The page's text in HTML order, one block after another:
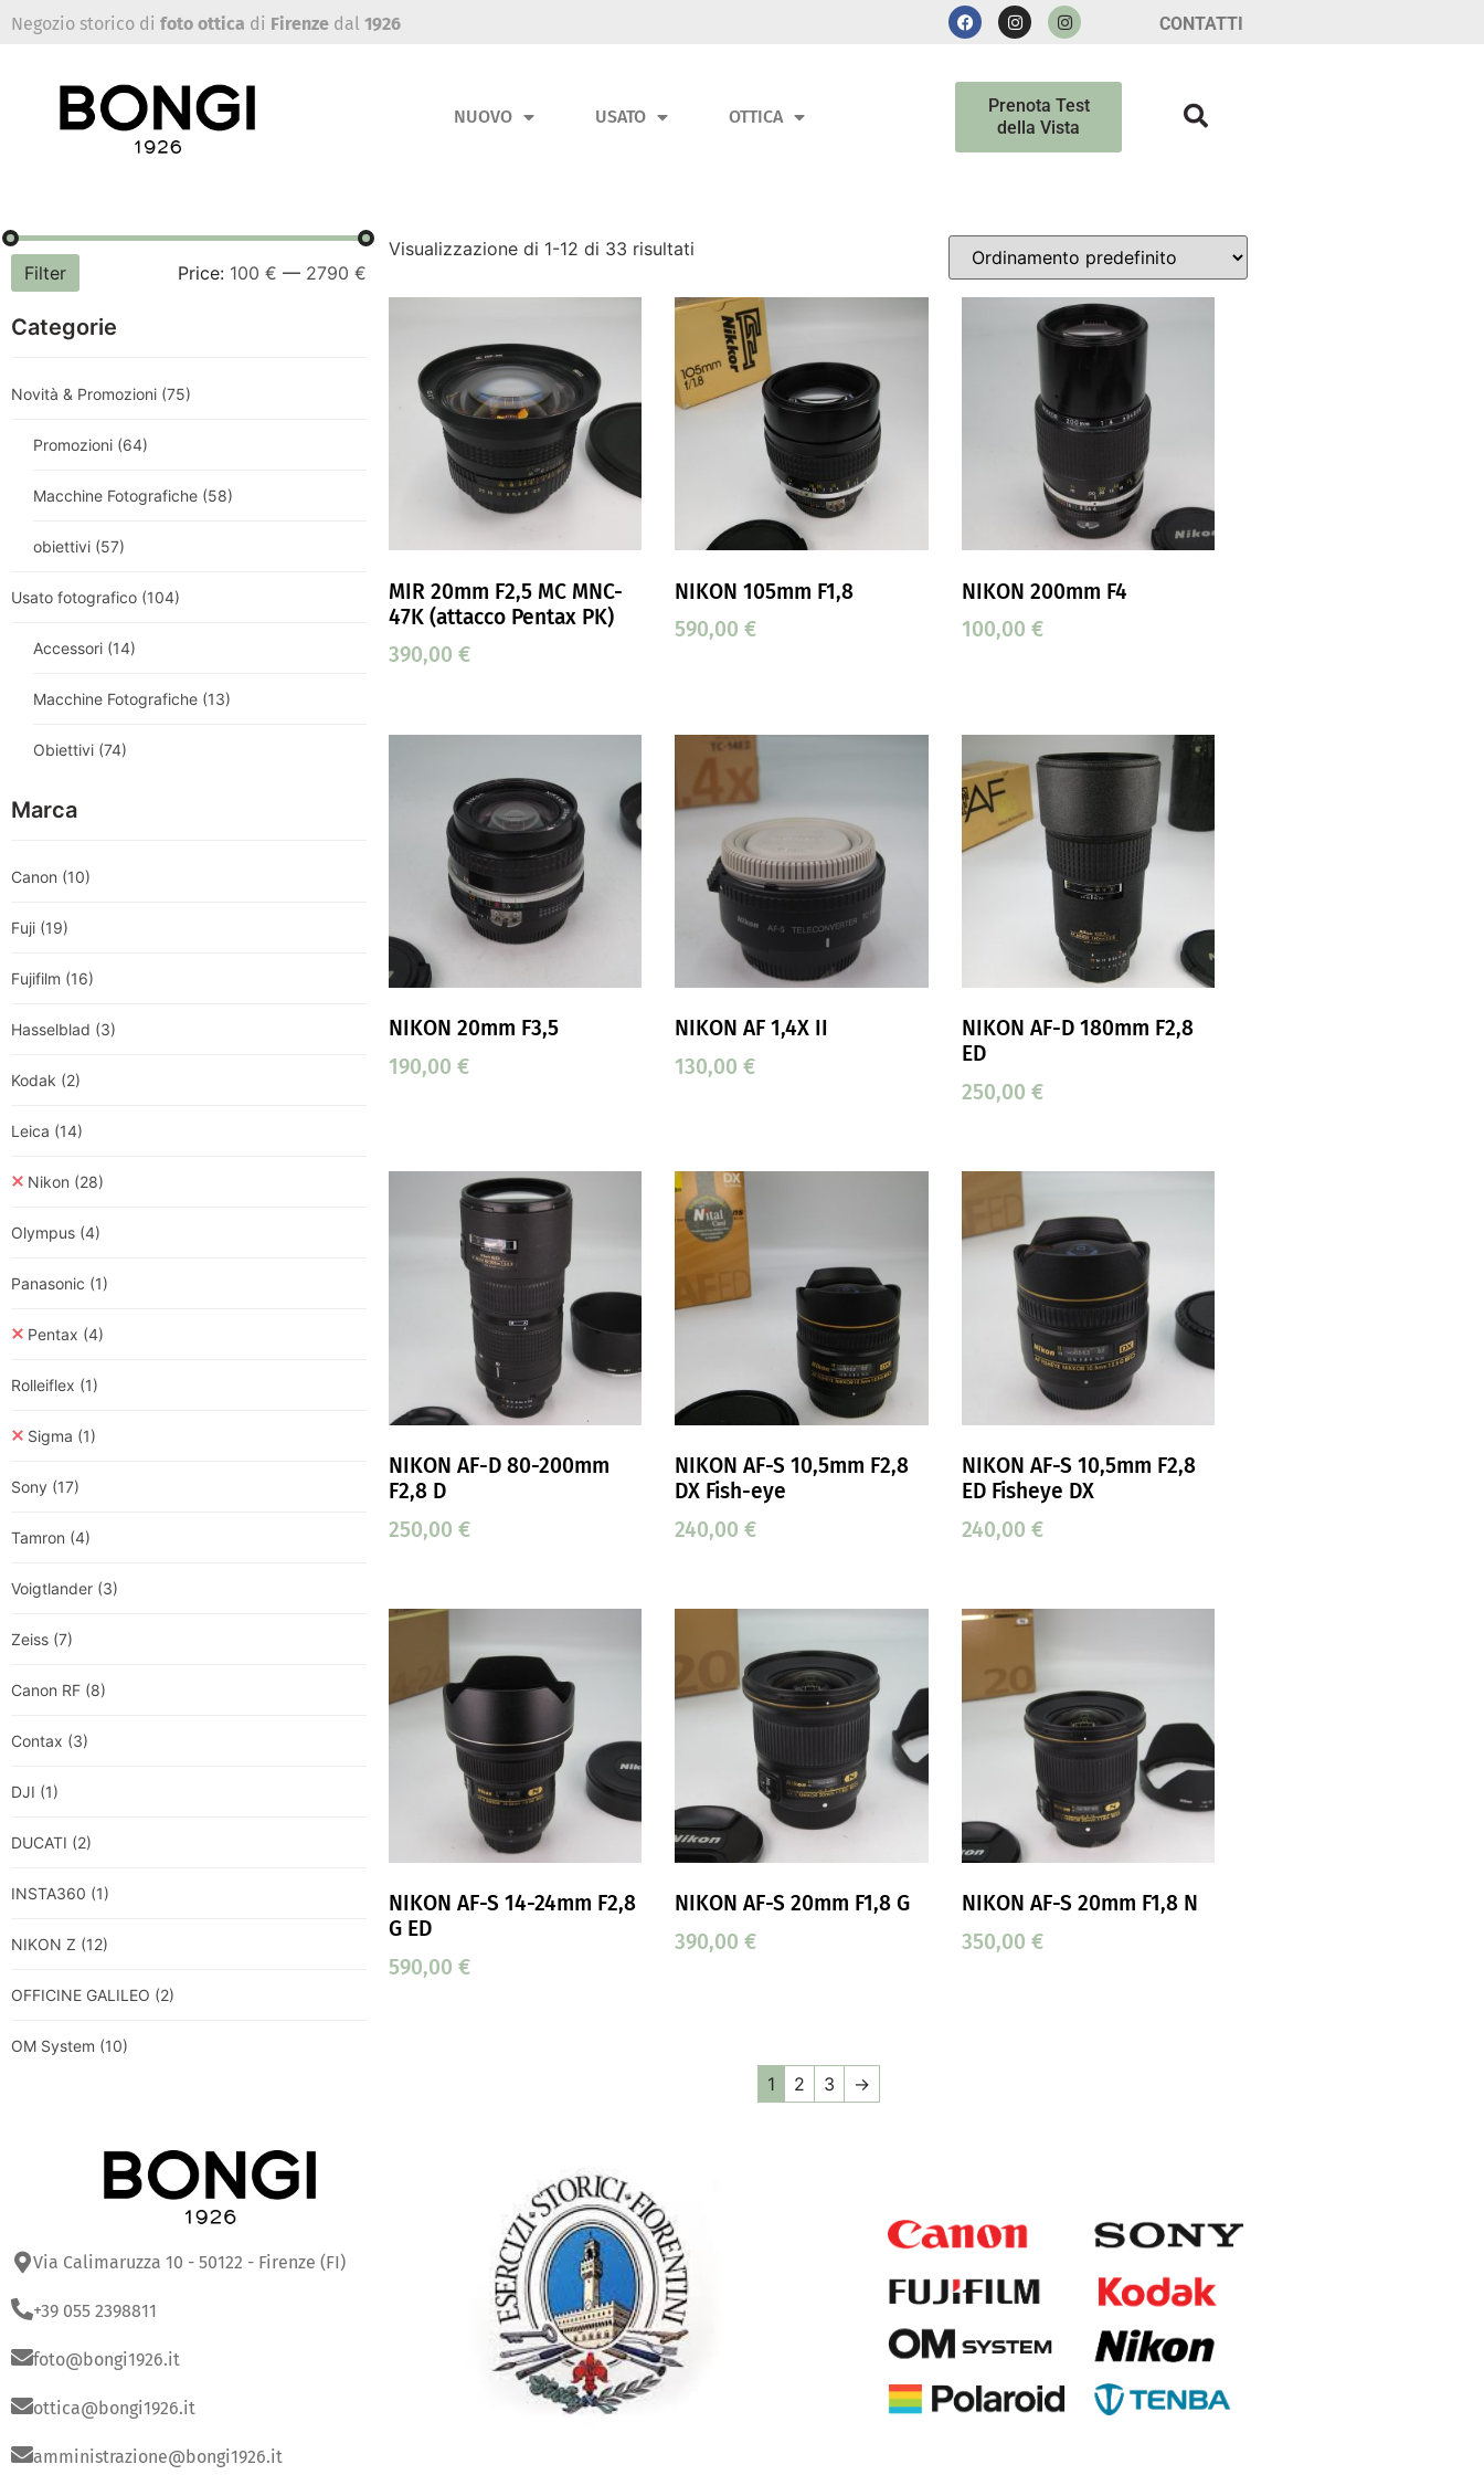
Negozio storico di foto ottica di Firenze dal 1926 CONTATTI
NUOVO USATO OTTICA
Prenota Test
della Vista
Filter Price: 100 € — 2790 €
Categorie
Novità & Promozioni (75)
Promozioni (64)
Macchine Fotografiche (58)
obiettivi (57)
Usato fotografico (104)
Accessori (14)
Macchine Fotografiche (13)
Obiettivi (74)
Marca
Canon (10)
Fuji (19)
Fujifilm (16)
Hasselblad (3)
Kodak (2)
Leica (14)
Nikon (28)
Olympus (4)
Panasonic (1)
Pentax (4)
Rolleiflex (1)
Sigma (1)
Sony (17)
Tamron (4)
Voigtlander (3)
Zeiss (7)
Canon RF (8)
Contax (3)
DJI (1)
DUCATI (2)
INSTA360 (1)
NIKON Z (12)
OFFICINE GALILEO (2)
OM System (10)
Visualizzazione di 1-12 di 33 risultati
MIR 20mm F2,5 MC MNC-
47K (attacco Pentax PK)
390,00 €
NIKON 105mm F1,8
590,00€
NIKON 200mm F4
100,00 €
NIKON 20mm F3,5
190,00 €
NIKON AF 1,4X II
130,00€
NIKON AF-D 180mm F2,8
ED
250,00 €
NIKON AF-D 80-200mm
F2,8 D
250,00 €
NIKON AF-S 10,5mm F2,8
DX Fish-eye
240,00€
NIKON AF-S 10,5mm F2,8
ED Fisheye DX
240,00 €
NIKON AF-S 14-24mm F2,8
G ED
590,00 €
NIKON AF-S 20mm F1,8 G
390,00€
NIKON AF-S 20mm F1,8 N
350,00 €
1 2 3 →
Via Calimaruzza 10 - 50122 - Firenze (FI)
+39 055 2398811
foto@bongi1926.it
ottica@bongi1926.it
amministrazione@bongi1926.it